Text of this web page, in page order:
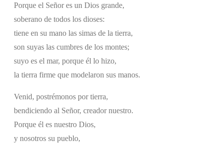
Porque el Señor es un Dios grande,
soberano de todos los dioses:
tiene en su mano las simas de la tierra,
son suyas las cumbres de los montes;
suyo es el mar, porque él lo hizo,
la tierra firme que modelaron sus manos.
Venid, postrémonos por tierra,
bendiciendo al Señor, creador nuestro.
Porque él es nuestro Dios,
y nosotros su pueblo,